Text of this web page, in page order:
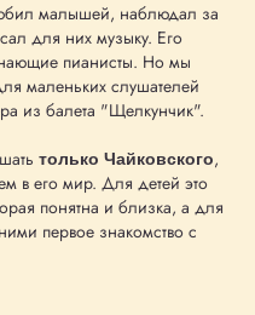
малышей, наблюдал за
для них музыку. Его
пианисты. Но мы
маленьких слушателей
из балета "Щелкунчик".
только Чайковского,
в его мир. Для детей это
понятна и близка, а для
первое знакомство с